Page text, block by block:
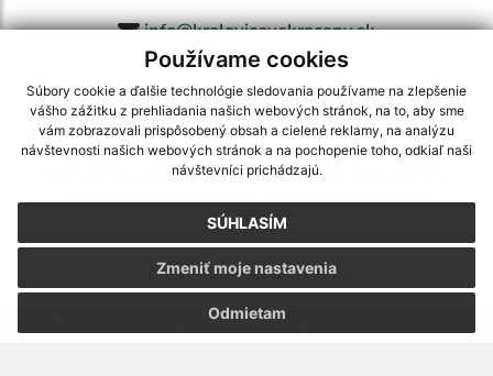
Používame cookies
Súbory cookie a ďalšie technológie sledovania používame na zlepšenie
vášho zážitku z prehliadania našich webových stránok, na to, aby sme
vám zobrazovali prispôsobený obsah a cielené reklamy, na analýzu
návštevnosti našich webových stránok a na pochopenie toho, odkiaľ naši
návštevníci prichádzajú.
SÚHLASÍM
Odmietam
Zmeniť moje nastavenia
info@kralovicovekracany.sk
využite možnosť získavania aktuálnych informácií s využitím RSS
CMS systém (redakčný) systém ECHELON 2,Mapa stránok,web portál
webex.digital, s.r.o.,domény,registrácia domény
Posledná aktualizácia:05.08.2026
Vytlačiť stránku|Vyhlásenie o prístupnosti